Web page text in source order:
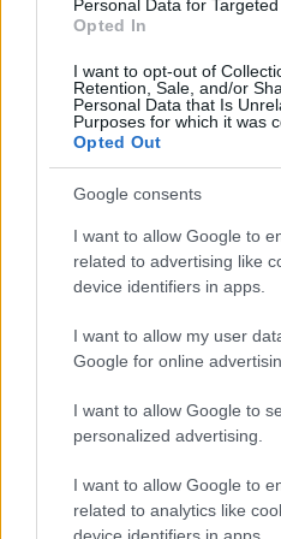
Personal Data for Targeted
Opted In
I want to opt-out of
Retention, Sale, and/or
Personal Data that Is
Purposes for which it was
Opted Out
Google consents
I want to allow Google to
related to advertising like
device identifiers in apps.
I want to allow my user
Google for online
I want to allow Google to
personalized advertising.
I want to allow Google to
related to analytics like
4 #16 Adrien Fourmaux –
5 #69 Kalle Rovanpera –
Yaris Rally1 +1:08.6
6 #17 Sébastien Ogier –
Yaris Rally1 +1:13.5
Rally1 +1:43.5
8 #33 Elfyn Evans – Scott
9 #13 Grégoire Munster –
Puma Rally1 +6:34.9
10 #55 Josh McErlean – Eoin
Rally1 +7:52.3
Rally1 +10:50.6